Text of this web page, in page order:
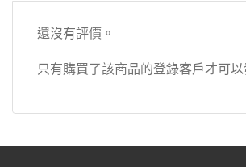
還沒有評價。
只有購買了該商品的登錄客戶才可以